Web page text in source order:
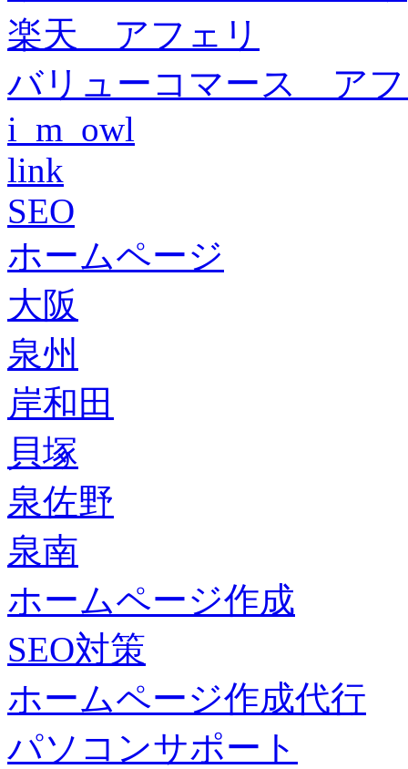
楽天 アフェリ
バリューコマース ア
i_m_owl
link
SEO
ホームページ
大阪
泉州
岸和田
貝塚
泉佐野
泉南
ホームページ作成
SEO対策
ホームページ作成代行
パソコンサポート